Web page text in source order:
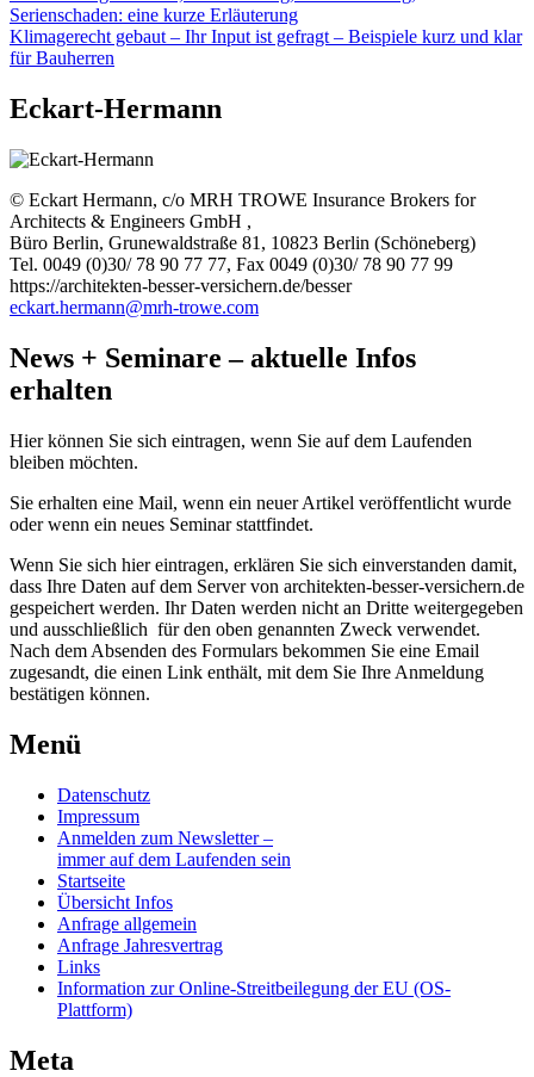
Serienschaden: eine kurze Erläuterung
Klimagerecht gebaut – Ihr Input ist gefragt – Beispiele kurz und klar
für Bauherren
Eckart-Hermann
© Eckart Hermann, c/o MRH TROWE Insurance Brokers for
Architects & Engineers GmbH ,
Büro Berlin, Grunewaldstraße 81, 10823 Berlin (Schöneberg)
Tel. 0049 (0)30/ 78 90 77 77, Fax 0049 (0)30/ 78 90 77 99
https://architekten-besser-versichern.de/besser
eckart.hermann@mrh-trowe.com
News + Seminare – aktuelle Infos
erhalten
Hier können Sie sich eintragen, wenn Sie auf dem Laufenden
bleiben möchten.
Sie erhalten eine Mail, wenn ein neuer Artikel veröffentlicht wurde
oder wenn ein neues Seminar stattfindet.
Wenn Sie sich hier eintragen, erklären Sie sich einverstanden damit,
dass Ihre Daten auf dem Server von architekten-besser-versichern.de
gespeichert werden. Ihr Daten werden nicht an Dritte weitergegeben
und ausschließlich für den oben genannten Zweck verwendet.
Nach dem Absenden des Formulars bekommen Sie eine Email
zugesandt, die einen Link enthält, mit dem Sie Ihre Anmeldung
bestätigen können.
Menü
Datenschutz
Impressum
Anmelden zum Newsletter –
immer auf dem Laufenden sein
Startseite
Übersicht Infos
Anfrage allgemein
Anfrage Jahresvertrag
Links
Information zur Online-Streitbeilegung der EU (OS-
Plattform)
Meta